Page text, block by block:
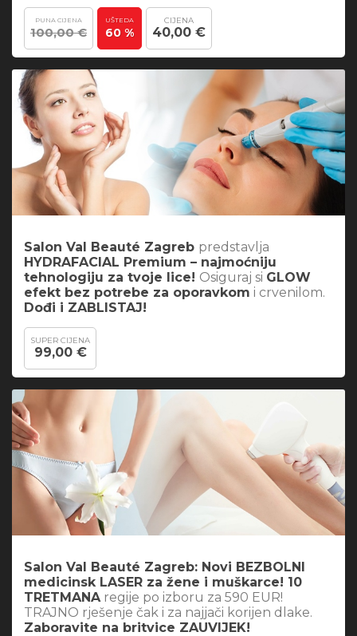
PUNA CIJENA
100,00 €
UŠTEDA
60 %
CIJENA
40,00 €
Salon Val Beauté Zagreb predstavlja
HYDRAFACIAL Premium – najmoćniju
tehnologiju za tvoje lice! Osiguraj si GLOW
efekt bez potrebe za oporavkom i crvenilom.
Dođi i ZABLISTAJ!
SUPER CIJENA
99,00 €
Salon Val Beauté Zagreb: Novi BEZBOLNI
medicinsk LASER za žene i muškarce! 10
TRETMANA regije po izboru za 590 EUR!
TRAJNO rješenje čak i za najjači korijen dlake.
Zaboravite na britvice ZAUVIJEK!